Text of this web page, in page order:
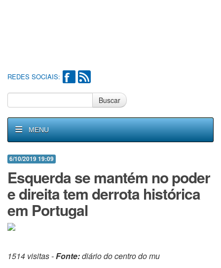
REDES SOCIAIS:
Buscar
MENU
6/10/2019 19:09
Esquerda se mantém no poder
e direita tem derrota histórica
em Portugal
1514 visitas -Fonte:diário do centro do mu